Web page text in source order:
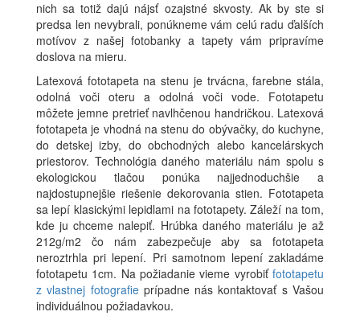
nich sa totiž dajú nájsť ozajstné skvosty. Ak by ste si
predsa len nevybrali, ponúkneme vám celú radu ďalších
motívov z našej fotobanky a tapety vám pripravíme
doslova na mieru.
Latexová fototapeta na stenu je trvácna, farebne stála,
odolná voči oteru a odolná voči vode. Fototapetu
môžete jemne pretrieť navlhčenou handričkou. Latexová
fototapeta je vhodná na stenu do obývačky, do kuchyne,
do detskej izby, do obchodných alebo kancelárskych
priestorov. Technológia daného materiálu nám spolu s
ekologickou tlačou ponúka najjednoduchšie a
najdostupnejšie riešenie dekorovania stien. Fototapeta
sa lepí klasickými lepidlami na fototapety. Záleží na tom,
kde ju chceme nalepiť. Hrúbka daného materiálu je až
212g/m2 čo nám zabezpečuje aby sa fototapeta
neroztrhla pri lepení. Pri samotnom lepení zakladáme
fototapetu 1cm. Na požiadanie vieme vyrobiť fototapetu
z vlastnej fotografieprípadne nás kontaktovať s Vašou
individuálnou požiadavkou.